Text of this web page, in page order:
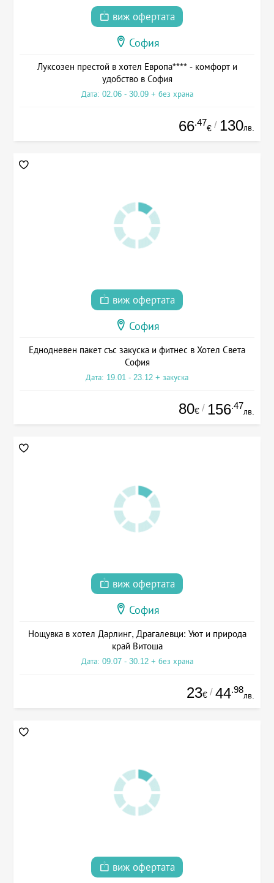
виж офертата
София
Луксозен престой в хотел Европа**** - комфорт и
удобство в София
Дата: 02.06 - 30.09 + без храна
66.47
€ / 130лв.
виж офертата
София
Еднодневен пакет със закуска и фитнес в Хотел Света
София
Дата: 19.01 - 23.12 + закуска
80€ / 156.47
лв.
виж офертата
София
Нощувка в хотел Дарлинг, Драгалевци: Уют и природа
край Витоша
Дата: 09.07 - 30.12 + без храна
23€ / 44.98
лв.
виж офертата